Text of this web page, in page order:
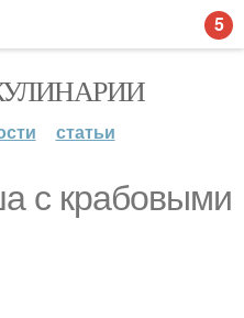
статьи
с крабовыми
5